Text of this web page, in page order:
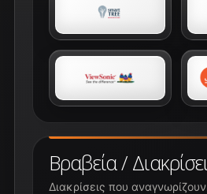
Βραβεία /
Διακρίσεις που